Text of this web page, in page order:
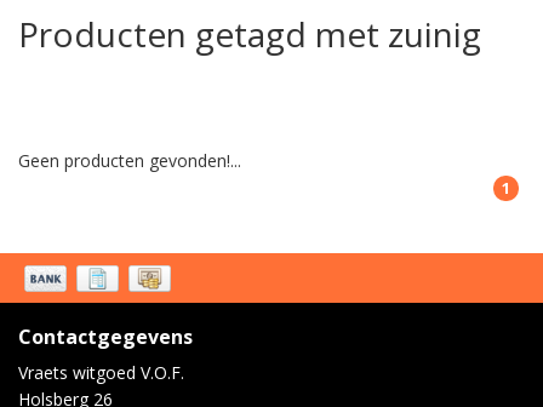
Producten getagd met zuinig
Geen producten gevonden!...
1
Contactgegevens
Vraets witgoed V.O.F.
Holsberg 26